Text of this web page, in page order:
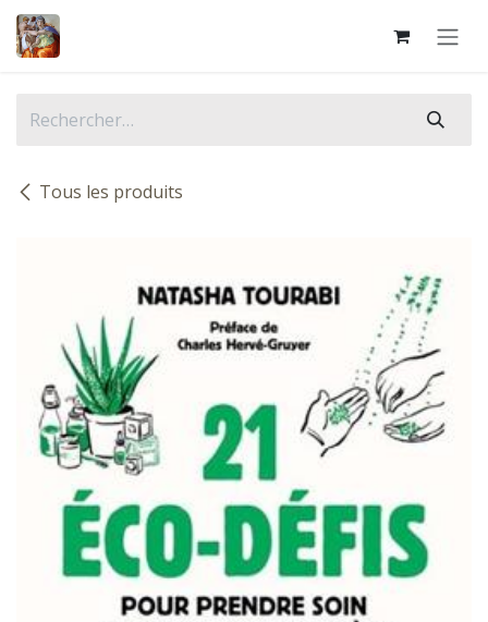
Se rendre au contenu
Tous les produits